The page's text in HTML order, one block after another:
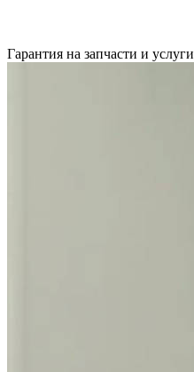
Гарантия на запчасти и услуги